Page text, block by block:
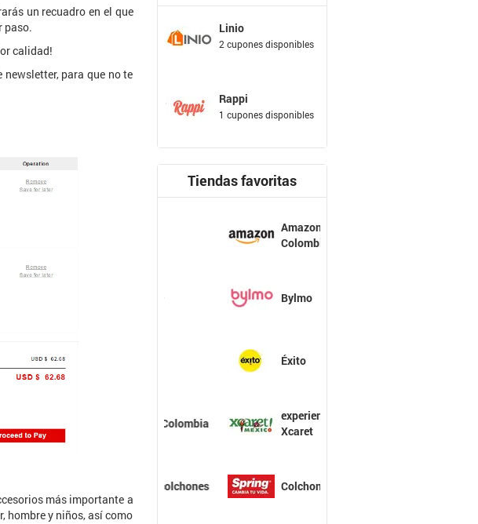
un recuadro en el que
paso.
calidad!
para que no te
más importante a
hombre y niños, así como
Linio
2 cupones disponibles
Rappi
1 cupones disponibles
Tiendas favoritas
Amazon
Colombia
Bylmo
Éxito
experiencias
Xcaret
Colchones Spring